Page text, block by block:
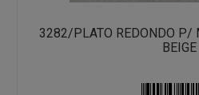
3282/PLATO REDONDO
BEIGE